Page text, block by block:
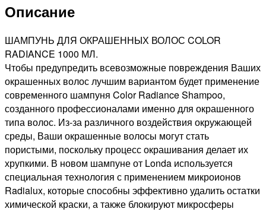
Описание
ШАМПУНЬ ДЛЯ ОКРАШЕННЫХ ВОЛОС COLOR
RADIANCE 1000 МЛ.
Чтобы предупредить всевозможные повреждения Ваших
окрашенных волос лучшим вариантом будет применение
современного шампуня Color Radiance Shampoo,
созданного профессионалами именно для окрашенного
типа волос. Из-за различного воздействия окружающей
среды, Ваши окрашенные волосы могут стать
пористыми, поскольку процесс окрашивания делает их
хрупкими. В новом шампуне от Londa используется
специальная технология с применением микроионов
Radialux, которые способны эффективно удалить остатки
химической краски, а также блокируют микросферы